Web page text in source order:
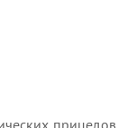
прицелов